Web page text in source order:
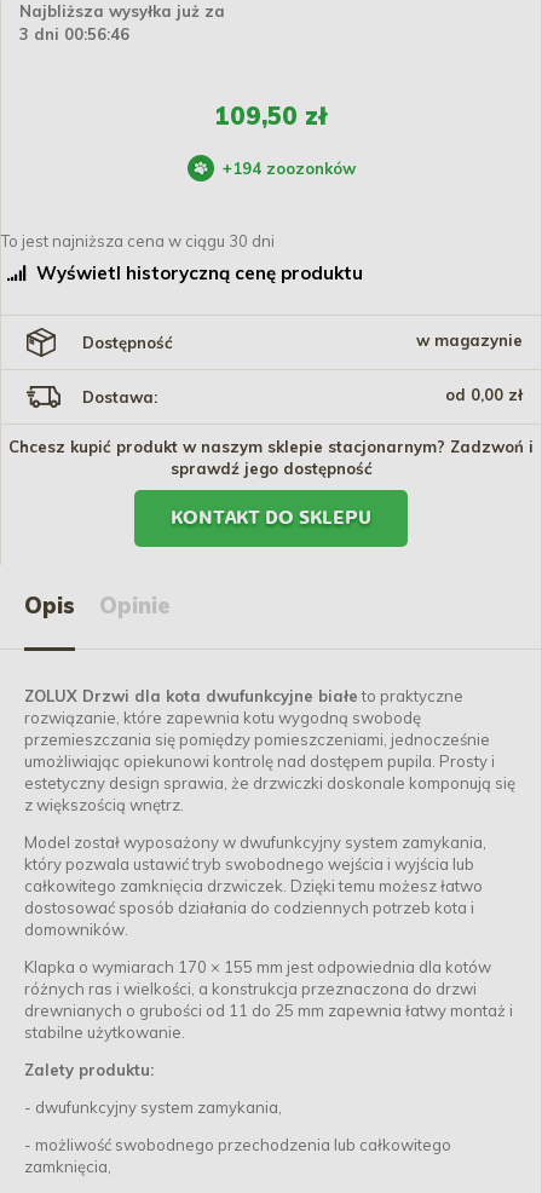
Najbliższa wysyłka już za
3 dni 00:56:45
109,50 zł
+194 zoozonków
To jest najniższa cena w ciągu 30 dni
Wyświetl historyczną cenę produktu
Dostępność w magazynie
Dostawa: od 0,00 zł
Chcesz kupić produkt w naszym sklepie stacjonarnym? Zadzwoń i
sprawdź jego dostępność
KONTAKT DO SKLEPU
Opis Opinie
ZOLUX Drzwi dla kota dwufunkcyjne białeto praktyczne
rozwiązanie, które zapewnia kotu wygodną swobodę
przemieszczania się pomiędzy pomieszczeniami, jednocześnie
umożliwiając opiekunowi kontrolę nad dostępem pupila. Prosty i
estetyczny design sprawia, że drzwiczki doskonale komponują się
z większością wnętrz.
Model został wyposażony w dwufunkcyjny system zamykania,
który pozwala ustawić tryb swobodnego wejścia i wyjścia lub
całkowitego zamknięcia drzwiczek. Dzięki temu możesz łatwo
dostosować sposób działania do codziennych potrzeb kota i
domowników.
Klapka o wymiarach 170 × 155 mm jest odpowiednia dla kotów
różnych ras i wielkości, a konstrukcja przeznaczona do drzwi
drewnianych o grubości od 11 do 25 mm zapewnia łatwy montaż i
stabilne użytkowanie.
Zalety produktu:
- dwufunkcyjny system zamykania,
- możliwość swobodnego przechodzenia lub całkowitego
zamknięcia,